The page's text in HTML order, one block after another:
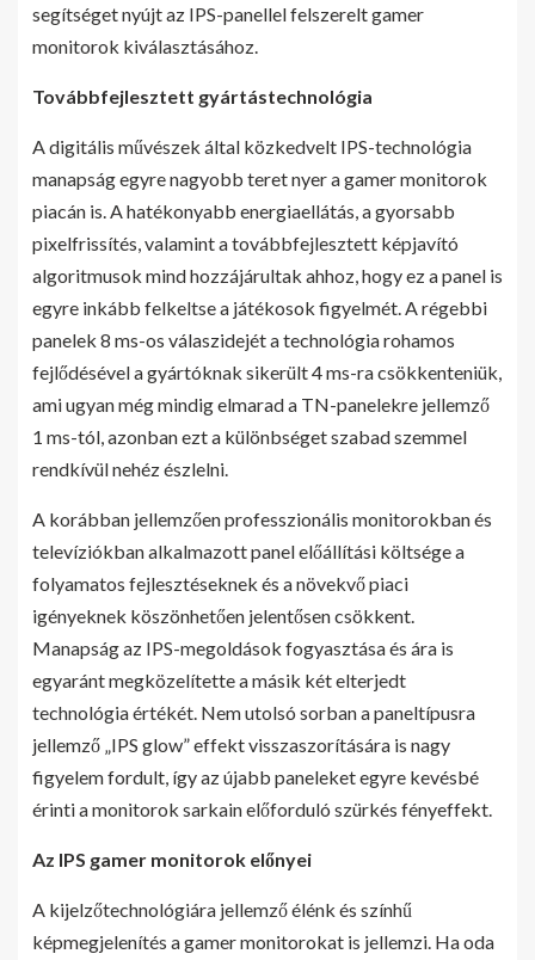
segítséget nyújt az IPS-panellel felszerelt gamer
monitorok kiválasztásához.
Továbbfejlesztett gyártástechnológia
A digitális művészek által közkedvelt IPS-technológia
manapság egyre nagyobb teret nyer a gamer monitorok
piacán is. A hatékonyabb energiaellátás, a gyorsabb
pixelfrissítés, valamint a továbbfejlesztett képjavító
algoritmusok mind hozzájárultak ahhoz, hogy ez a panel is
egyre inkább felkeltse a játékosok figyelmét. A régebbi
panelek 8 ms-os válaszidejét a technológia rohamos
fejlődésével a gyártóknak sikerült 4 ms-ra csökkenteniük,
ami ugyan még mindig elmarad a TN-panelekre jellemző
1 ms-tól, azonban ezt a különbséget szabad szemmel
rendkívül nehéz észlelni.
A korábban jellemzően professzionális monitorokban és
televíziókban alkalmazott panel előállítási költsége a
folyamatos fejlesztéseknek és a növekvő piaci
igényeknek köszönhetően jelentősen csökkent.
Manapság az IPS-megoldások fogyasztása és ára is
egyaránt megközelítette a másik két elterjedt
technológia értékét. Nem utolsó sorban a paneltípusra
jellemző „IPS glow” effekt visszaszorítására is nagy
figyelem fordult, így az újabb paneleket egyre kevésbé
érinti a monitorok sarkain előforduló szürkés fényeffekt.
Az IPS gamer monitorok előnyei
A kijelzőtechnológiára jellemző élénk és színhű
képmegjelenítés a gamer monitorokat is jellemzi. Ha oda